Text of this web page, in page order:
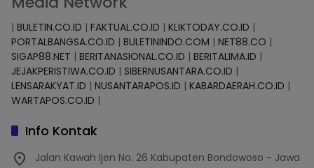
| BULETIN.CO.ID | FAKTUAL.CO.ID | KLIKTODAY.CO.ID |
PORTALBANGSA.CO.ID | BULETININDO.COM | NET88.CO |
SIGAP88.NET | BERITANASIONAL.CO.ID | BERITALIMA.ID |
JEJAKPERISTIWA.CO.ID | SIBERNUSANTARA.CO.ID |
LENSARAKYAT.ID | NUSANTARAPOS.ID | KABARDAERAH.CO.ID |
WARTAPOS.CO.ID |
Info Kontak
Jalan Kawah Ijen No. 26 Kabupaten Bondowoso - Jawa